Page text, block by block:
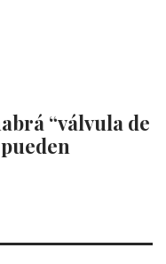
“válvula de